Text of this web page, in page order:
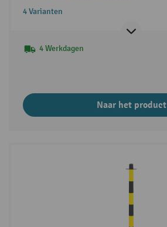
4 Varianten
4 Werkdagen
Naar het product